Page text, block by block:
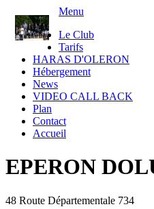
Menu
Le Club
Tarifs
HARAS D'OLERON
Hébergement
News
VIDEO CALL BACK
Plan
Contact
Accueil
EPERON
48 Route Départementale 734